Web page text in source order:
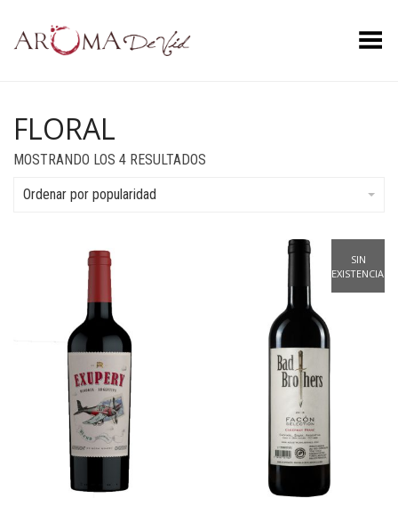
Menú
FLORAL
MOSTRANDO LOS 4 RESULTADOS
Ordenar por popularidad
SIN
EXISTENCIAS